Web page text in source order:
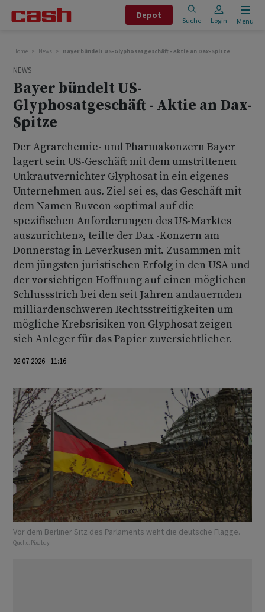
Depot
Suche Login Menu
Home News Bayer bündelt US-Glyphosatgeschäft - Aktie an Dax-Spitze
NEWS
Bayer bündelt US-
Glyphosatgeschäft - Aktie an Dax-
Spitze
Der Agrarchemie- und Pharmakonzern Bayer
lagert sein US-Geschäft mit dem umstrittenen
Unkrautvernichter Glyphosat in ein eigenes
Unternehmen aus. Ziel sei es, das Geschäft mit
dem Namen Ruveon «optimal auf die
spezifischen Anforderungen des US-Marktes
auszurichten», teilte der Dax -Konzern am
Donnerstag in Leverkusen mit. Zusammen mit
dem jüngsten juristischen Erfolg in den USA und
der vorsichtigen Hoffnung auf einen möglichen
Schlussstrich bei den seit Jahren andauernden
milliardenschweren Rechtsstreitigkeiten um
mögliche Krebsrisiken von Glyphosat zeigen
sich Anleger für das Papier zuversichtlicher.
02.07.2026 11:16
Vor dem Berliner Sitz des Parlaments weht die deutsche Flagge.
Quelle: Pixabay